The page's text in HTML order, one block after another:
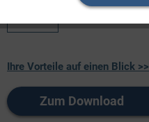
Ihre Vorteile auf einen Blick >>
Zum Download